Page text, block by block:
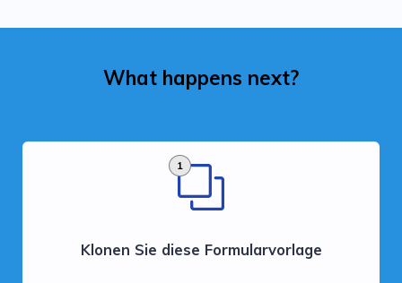
What happens next?
1
Klonen Sie diese Formularvorlage